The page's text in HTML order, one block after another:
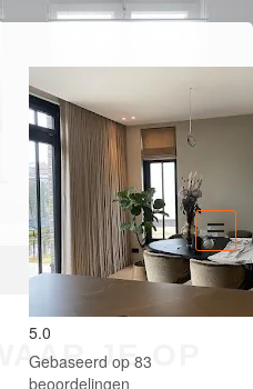
5.0
Gebaseerd op 83
beoordelingen
JE OP